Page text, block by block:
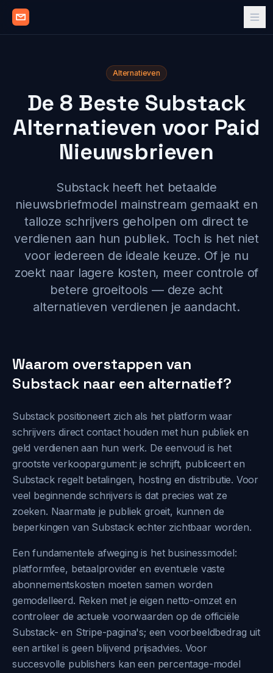
Alternatieven
De 8 Beste Substack
Alternatieven voor Paid
Nieuwsbrieven
Substack heeft het betaalde
nieuwsbriefmodel mainstream gemaakt en
talloze schrijvers geholpen om direct te
verdienen aan hun publiek. Toch is het niet
voor iedereen de ideale keuze. Of je nu
zoekt naar lagere kosten, meer controle of
betere groeitools — deze acht
alternatieven verdienen je aandacht.
Waarom overstappen van
Substack naar een alternatief?
Substack positioneert zich als het platform waar
schrijvers direct contact houden met hun publiek en
geld verdienen aan hun werk. De eenvoud is het
grootste verkoopargument: je schrijft, publiceert en
Substack regelt betalingen, hosting en distributie. Voor
veel beginnende schrijvers is dat precies wat ze
zoeken. Naarmate je publiek groeit, kunnen de
beperkingen van Substack echter zichtbaar worden.
Een fundamentele afweging is het businessmodel:
platformfee, betaalprovider en eventuele vaste
abonnementskosten moeten samen worden
gemodelleerd. Reken met je eigen netto-omzet en
controleer de actuele voorwaarden op de officiële
Substack- en Stripe-pagina's; een voorbeeldbedrag uit
een artikel is geen blijvend prijsadvies. Voor
succesvolle publishers kan een percentage-model